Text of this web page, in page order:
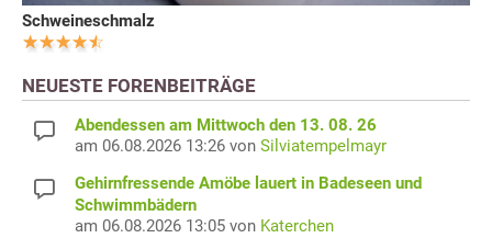
Schweineschmalz
NEUESTE FORENBEITRÄGE
Abendessen am Mittwoch den 13. 08. 26
am 06.08.2026 13:26 von Silviatempelmayr
Gehirnfressende Amöbe lauert in Badeseen und
Schwimmbädern
am 06.08.2026 13:05 von Katerchen